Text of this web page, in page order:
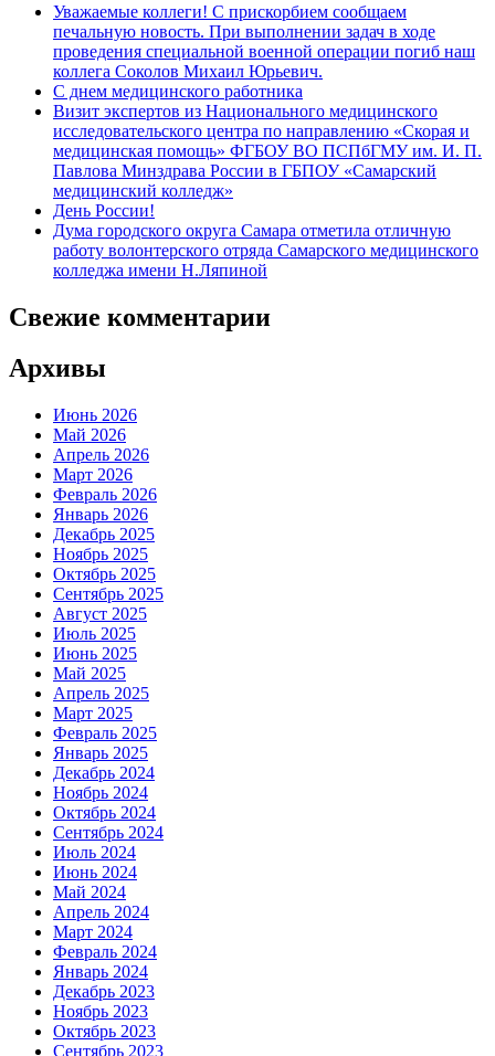
Уважаемые коллеги! С прискорбием сообщаем
печальную новость. При выполнении задач в ходе
проведения специальной военной операции погиб наш
коллега Соколов Михаил Юрьевич.
С днем медицинского работника
Визит экспертов из Национального медицинского
исследовательского центра по направлению «Скорая и
медицинская помощь» ФГБОУ ВО ПСПбГМУ им. И. П.
Павлова Минздрава России в ГБПОУ «Самарский
медицинский колледж»
День России!
Дума городского округа Самара отметила отличную
работу волонтерского отряда Самарского медицинского
колледжа имени Н.Ляпиной
Свежие комментарии
Архивы
Июнь 2026
Май 2026
Апрель 2026
Март 2026
Февраль 2026
Январь 2026
Декабрь 2025
Ноябрь 2025
Октябрь 2025
Сентябрь 2025
Август 2025
Июль 2025
Июнь 2025
Май 2025
Апрель 2025
Март 2025
Февраль 2025
Январь 2025
Декабрь 2024
Ноябрь 2024
Октябрь 2024
Сентябрь 2024
Июль 2024
Июнь 2024
Май 2024
Апрель 2024
Март 2024
Февраль 2024
Январь 2024
Декабрь 2023
Ноябрь 2023
Октябрь 2023
Сентябрь 2023